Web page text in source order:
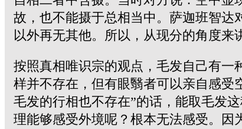
故，也不能摄于总相当中。萨迦班智达
以外再无其他。所以，从现分的角度来
按照真相唯识宗的观点，毛发自己有
样并不存在，但有眼翳者可以亲自感受
毛发的行相也不存在”的话，能取毛发
理能够感受外境呢？根本无法感受。因